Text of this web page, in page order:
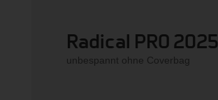
Radical PRO 2025
unbespannt ohne Coverbag